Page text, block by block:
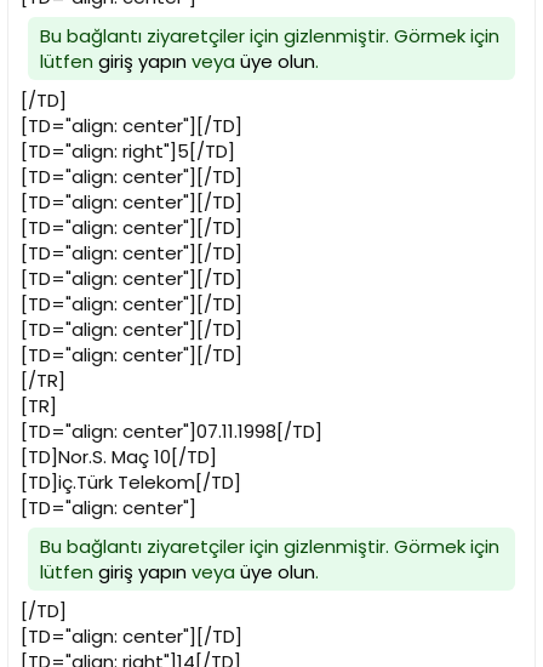
Bu bağlantı ziyaretçiler için gizlenmiştir. Görmek için
lütfen giriş yapınveya üye olun.
[/TD]
[TD="align: center"][/TD]
[TD="align: right"]5[/TD]
[TD="align: center"][/TD]
[TD="align: center"][/TD]
[TD="align: center"][/TD]
[TD="align: center"][/TD]
[TD="align: center"][/TD]
[TD="align: center"][/TD]
[TD="align: center"][/TD]
[TD="align: center"][/TD]
[/TR]
[TR]
[TD="align: center"]07.11.1998[/TD]
[TD]Nor.S. Maç 10[/TD]
[TD]iç.Türk Telekom[/TD]
[TD="align: center"]
Bu bağlantı ziyaretçiler için gizlenmiştir. Görmek için
lütfen giriş yapınveya üye olun.
[/TD]
[TD="align: center"][/TD]